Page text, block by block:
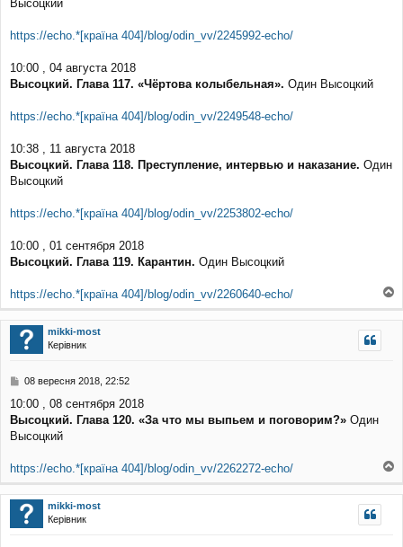
Высоцкий
https://echo.*[країна 404]/blog/odin_vv/2245992-echo/
10:00 , 04 августа 2018
Высоцкий. Глава 117. «Чёртова колыбельная». Один Высоцкий
https://echo.*[країна 404]/blog/odin_vv/2249548-echo/
10:38 , 11 августа 2018
Высоцкий. Глава 118. Преступление, интервью и наказание. Один
Высоцкий
https://echo.*[країна 404]/blog/odin_vv/2253802-echo/
10:00 , 01 сентября 2018
Высоцкий. Глава 119. Карантин. Один Высоцкий
https://echo.*[країна 404]/blog/odin_vv/2260640-echo/
о
г
mikki-most
Керівник
П
в
і
д
л
е
н
н
я
08 вересня 2018, 22:52
10:00 , 08 сентября 2018
Высоцкий. Глава 120. «За что мы выпьем и поговорим?» Один
Высоцкий
https://echo.*[країна 404]/blog/odin_vv/2262272-echo/
г
mikki-most
Керівник